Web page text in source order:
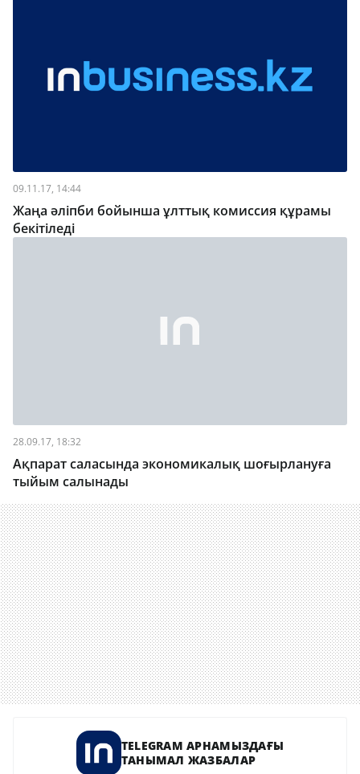
09.11.17, 14:44
Жаңа әліпби бойынша ұлттық комиссия құрамы
бекітіледі
28.09.17, 18:32
Ақпарат саласында экономикалық шоғырлануға
тыйым салынады